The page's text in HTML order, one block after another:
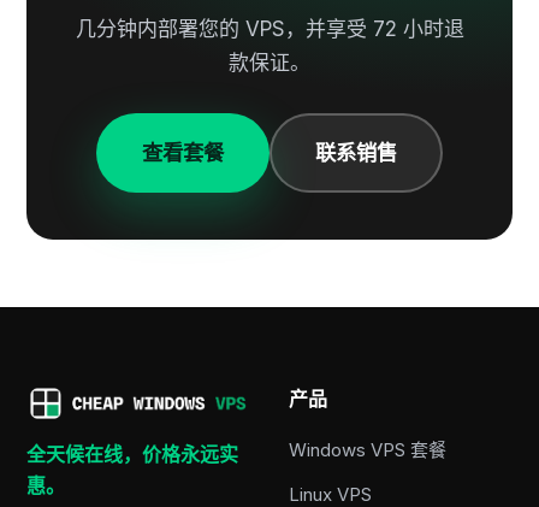
几分钟内部署您的 VPS，并享受 72 小时退
款保证。
查看套餐 联系销售
全天候在线，价格永远实
惠。
产品
Windows VPS 套餐
Linux VPS